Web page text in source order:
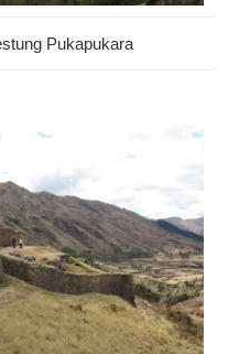
Pukapukara